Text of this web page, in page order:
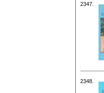
2347.
2348.